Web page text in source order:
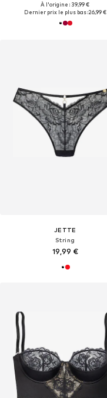
À l'origine : 39,99 €
Dernier prix le plus bas :26,99 €
JETTE
String
19,99 €